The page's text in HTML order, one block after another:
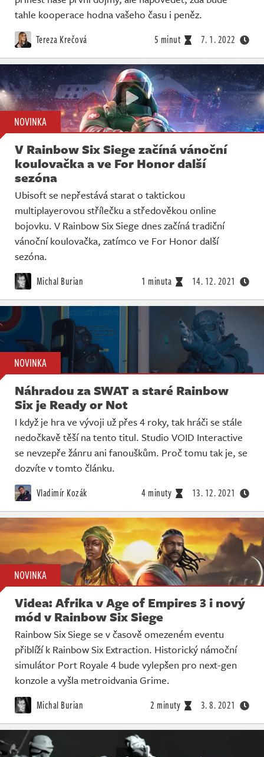
tahle kooperace hodna vašeho času i peněz.
Tereza Krečová 5 minut 7. 1. 2022
NOVINKA
V Rainbow Six Siege začíná vánoční
koulovačka a ve For Honor další
sezóna
Ubisoft se nepřestává starat o taktickou
multiplayerovou střílečku a středověkou online
bojovku. V Rainbow Six Siege dnes začíná tradiční
vánoční koulovačka, zatímco ve For Honor další
sezóna.
Michal Burian 1 minuta 14. 12. 2021
NOVINKA
Náhradou za SWAT a staré Rainbow
Six je Ready or Not
I když je hra ve vývoji už přes 4 roky, tak hráči se stále
nedočkavě těší na tento titul. Studio VOID Interactive
se nevzepře žánru ani fanouškům. Proč tomu tak je, se
dozvíte v tomto článku.
Vladimír Kozák 4 minuty 13. 12. 2021
NOVINKA
Videa: Afrika v Age of Empires 3 i nový
mód v Rainbow Six Siege
Rainbow Six Siege se v časově omezeném eventu
přiblíží k Rainbow Six Extraction. Historický námoční
simulátor Port Royale 4 bude vylepšen pro next-gen
konzole a vyšla metroidvania Grime.
Michal Burian 2 minuty 3. 8. 2021